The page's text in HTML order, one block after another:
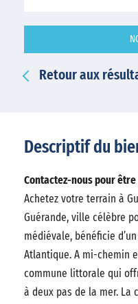
Retour aux
Descriptif du
Contactez-nous pour
Achetez votre terrain à
Guérande, ville célèbre
médiévale, bénéficie
Atlantique. A mi-chemin
commune littorale qui
à deux pas de la mer. La